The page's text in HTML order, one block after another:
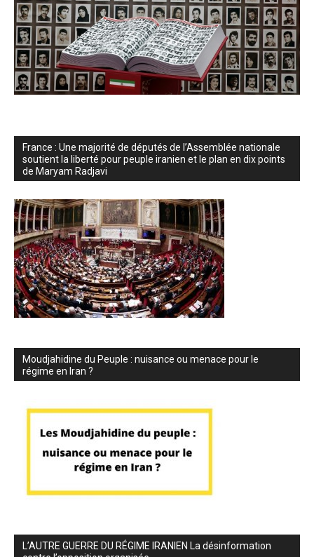
France : Une majorité de députés de l’Assemblée nationale
soutient la liberté pour peuple iranien et le plan en dix points
de Maryam Radjavi
Moudjahidine du Peuple : nuisance ou menace pour le
régime en Iran ?
L’AUTRE GUERRE DU RÉGIME IRANIEN La désinformation